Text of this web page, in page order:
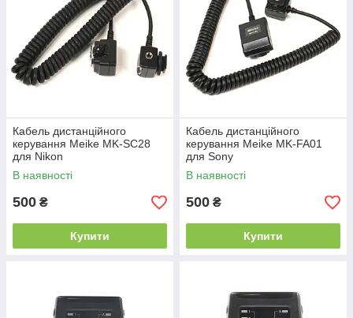
Кабель дистанційного
керування Meike MK-SC28
для Nikon
В наявності
500 ₴
Купити
Кабель дистанційного
керування Meike MK-FA01
для Sony
В наявності
500 ₴
Купити